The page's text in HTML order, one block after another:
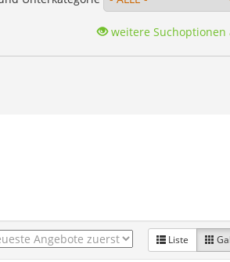
weitere Suchoptionen
Liste